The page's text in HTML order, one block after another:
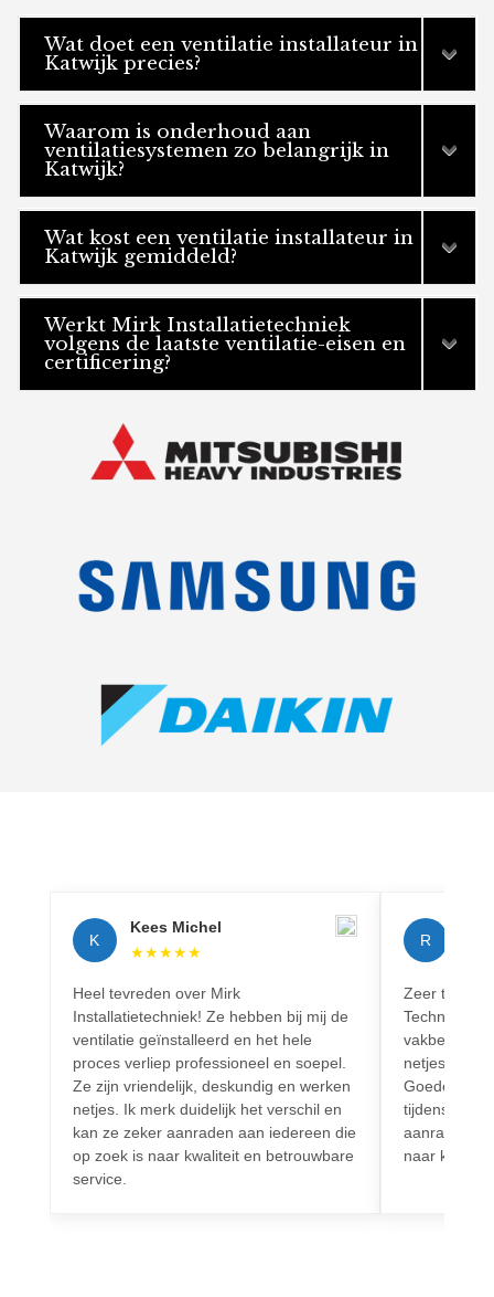
Wat doet een ventilatie installateur in
Katwijk precies?
Waarom is onderhoud aan
ventilatiesystemen zo belangrijk in
Katwijk?
Wat kost een ventilatie installateur in
Katwijk gemiddeld?
Werkt Mirk Installatietechniek
volgens de laatste ventilatie-eisen en
certificering?
K
Kees Michel
★★★★★
Heel tevreden over Mirk
Installatietechniek! Ze hebben bij mij de
ventilatie geïnstalleerd en het hele
proces verliep professioneel en soepel.
Ze zijn vriendelijk, deskundig en werken
netjes. Ik merk duidelijk het verschil en
kan ze zeker aanraden aan iedereen die
op zoek is naar kwaliteit en betrouwbare
service.
R
Zeer
Techniek!
netjes en
Goede
tijdens het
aanrader
naar